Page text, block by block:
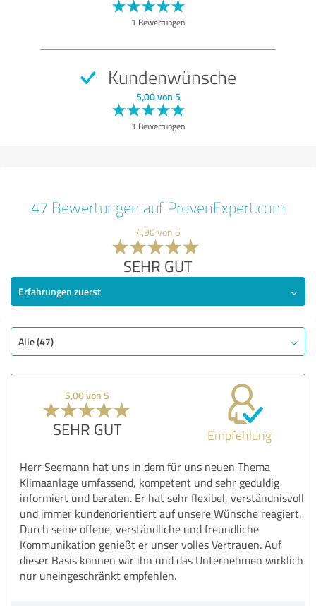
1 Bewertungen
Kundenwünsche
5,00 von 5
1 Bewertungen
47 Bewertungen auf ProvenExpert.com
4,90 von 5
SEHR GUT
Erfahrungen zuerst
Alle (47)
5,00 von 5
SEHR GUT Empfehlung
Herr Seemann hat uns in dem für uns neuen Thema
Klimaanlage umfassend, kompetent und sehr geduldig
informiert und beraten. Er hat sehr flexibel, verständnisvoll
und immer kundenorientiert auf unsere Wünsche reagiert.
Durch seine offene, verständliche und freundliche
Kommunikation genießt er unser volles Vertrauen. Auf
dieser Basis können wir ihn und das Unternehmen wirklich
nur uneingeschränkt empfehlen.